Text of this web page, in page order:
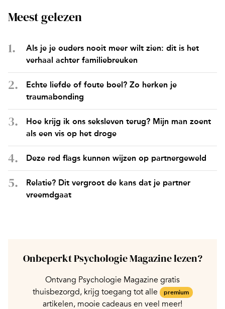
Meest gelezen
Als je je ouders nooit meer wilt zien: dit is het
verhaal achter familiebreuken
Echte liefde of foute boel? Zo herken je
traumabonding
Hoe krijg ik ons seksleven terug? Mijn man zoent
als een vis op het droge
Deze red flags kunnen wijzen op partnergeweld
Relatie? Dit vergroot de kans dat je partner
vreemdgaat
Onbeperkt Psychologie Magazine lezen?
Ontvang Psychologie Magazine gratis
thuisbezorgd, krijg toegang tot alle
premium
artikelen, mooie cadeaus en veel meer!